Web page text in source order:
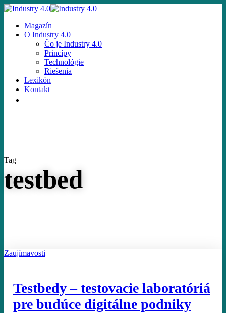
Skip
main
content
Menu
Magazín
O Industry 4.0
Čo je Industry 4.0
Princípy
Technológie
Riešenia
Lexikón
Kontakt
Tag
testbed
Testbedy
pre
digitálne
Zaujímavosti
Testbedy – testovacie laboratóriá
pre budúce digitálne podniky